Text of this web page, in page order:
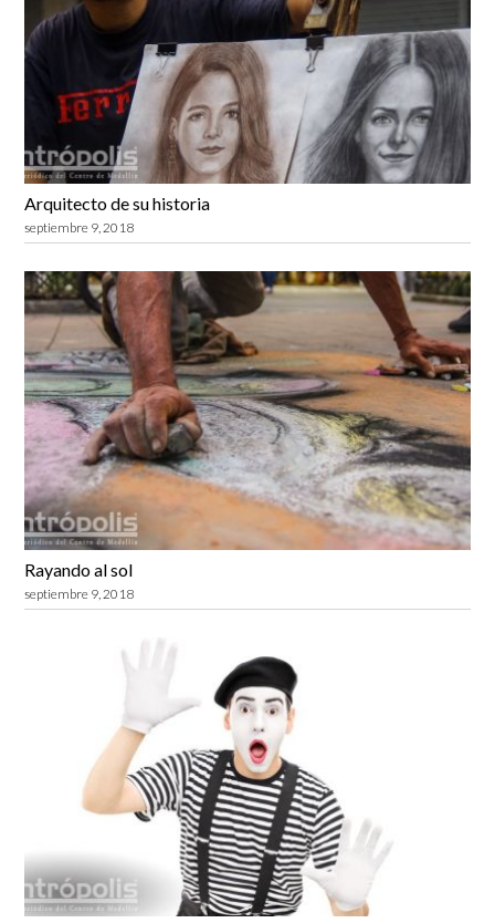
Arquitecto de su historia
septiembre 9, 2018
Rayando al sol
septiembre 9, 2018